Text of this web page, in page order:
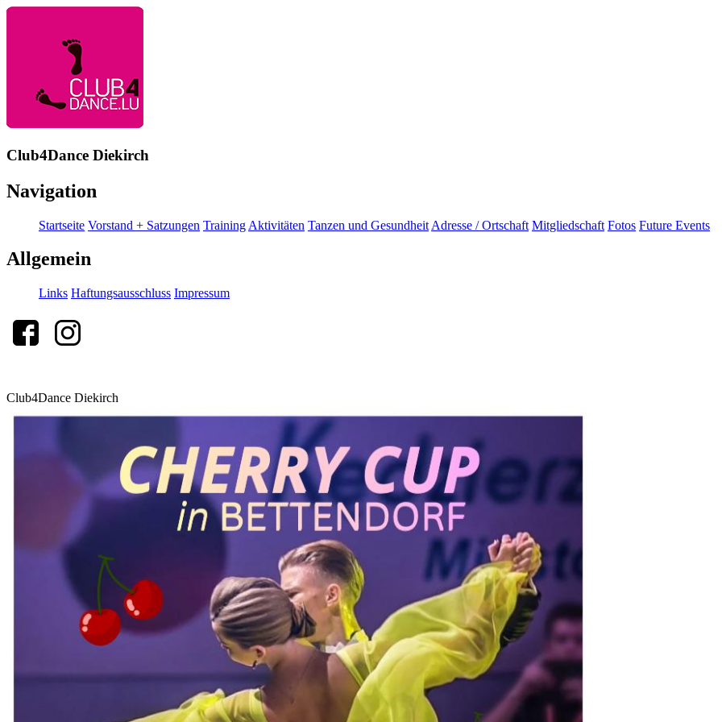
Club4Dance Diekirch
Navigation
Startseite Vorstand + Satzungen Training Aktivitäten Tanzen und Gesundheit Adresse / Ortschaft Mitgliedschaft Fotos Future Events
Allgemein
Links Haftungsausschluss Impressum
Club4Dance Diekirch